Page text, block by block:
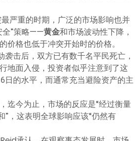
严重的时期，广泛的市场影响也并
全”策略——黄金和市场波动性下降，
价格也低于冲突开始时的价格。
袭击后，双方已有数千名平民死亡，
地面入侵，投资者似乎注意到了这
日的水平，而通常充当避险资产的主
迄今为止，市场的反应是“经过衡量
”，这表明全球影响应该“仍然有